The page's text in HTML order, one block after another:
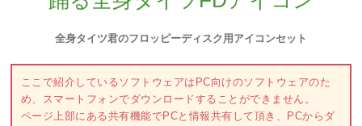
全身タイツ君のフロッピーディスク用アイコンセット
ここで紹介しているソフトウェアはPC向けのソフトウェアのた
め、スマートフォンでダウンロードすることができません。
ページ上部にある共有機能でPCと情報共有して頂き、PCからダ